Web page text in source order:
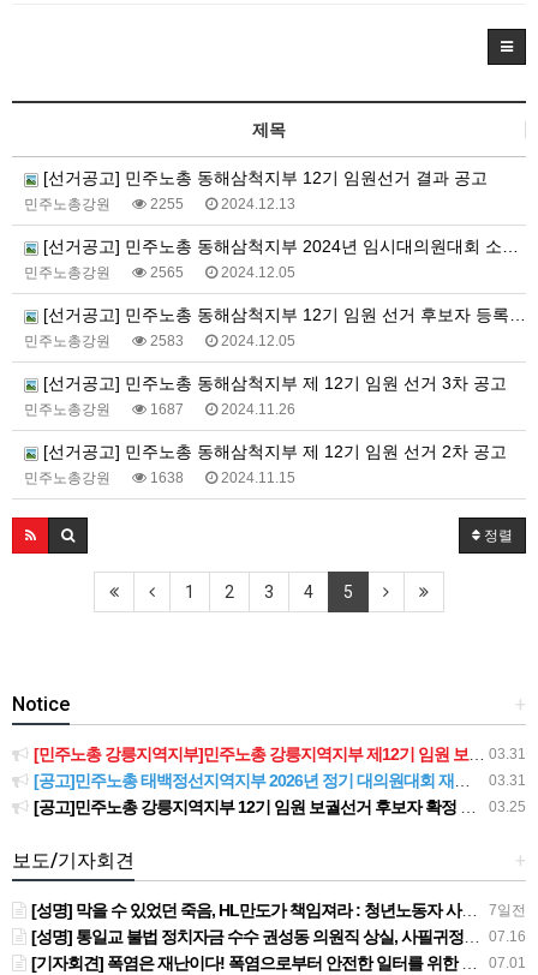
제목
[선거공고] 민주노총 동해삼척지부 12기 임원선거 결과 공고
민주노총강원 2255 2024.12.13
[선거공고] 민주노총 동해삼척지부 2024년 임시대의원대회 소집 공고
민주노총강원 2565 2024.12.05
[선거공고] 민주노총 동해삼척지부 12기 임원 선거 후보자 등록 확정 공고
민주노총강원 2583 2024.12.05
[선거공고] 민주노총 동해삼척지부 제 12기 임원 선거 3차 공고
민주노총강원 1687 2024.11.26
[선거공고] 민주노총 동해삼척지부 제 12기 임원 선거 2차 공고
민주노총강원 1638 2024.11.15
정렬
1 2 3 4 5
+
Notice
03.31
[민주노총 강릉지역지부]민주노총 강릉지역지부 제12기 임원 보궐선거결과 공고
03.31
[공고]민주노총 태백정선지역지부 2026년 정기 대의원대회 재소집 건
03.25
[공고]민주노총 강릉지역지부 12기 임원 보궐선거 후보자 확정 공고
+
보도/기자회견
7일전
[성명] 막을 수 있었던 죽음, HL만도가 책임져라 : 청년노동자 사망사고의 철저한 진상규명과 재발방지 대책 마련하라
07.16
[성명] 통일교 불법 정치자금 수수 권성동 의원직 상실, 사필귀정이다
07.01
[기자회견] 폭염은 재난이다! 폭염으로부터 안전한 일터를 위한 민주노총 강원지역본부 폭염감시단 선포 기자회견